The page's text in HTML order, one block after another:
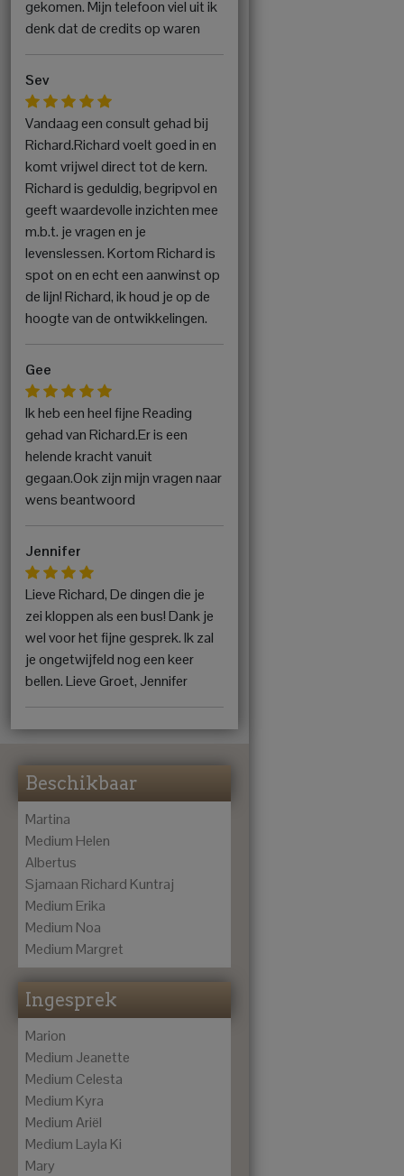
gekomen. Mijn telefoon viel uit ik
denk dat de credits op waren
Sev
Vandaag een consult gehad bij
Richard.Richard voelt goed in en
komt vrijwel direct tot de kern.
Richard is geduldig, begripvol en
geeft waardevolle inzichten mee
m.b.t. je vragen en je
levenslessen. Kortom Richard is
spot on en echt een aanwinst op
de lijn! Richard, ik houd je op de
hoogte van de ontwikkelingen.
Gee
Ik heb een heel fijne Reading
gehad van Richard.Er is een
helende kracht vanuit
gegaan.Ook zijn mijn vragen naar
wens beantwoord
Jennifer
Lieve Richard, De dingen die je
zei kloppen als een bus! Dank je
wel voor het fijne gesprek. Ik zal
je ongetwijfeld nog een keer
bellen. Lieve Groet, Jennifer
Beschikbaar
Martina
Medium Helen
Albertus
Sjamaan Richard Kuntraj
Medium Erika
Medium Noa
Medium Margret
Ingesprek
Marion
Medium Jeanette
Medium Celesta
Medium Kyra
Medium Ariël
Medium Layla Ki
Mary